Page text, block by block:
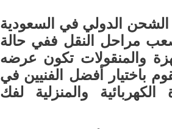
الدولي في السعودية
مراحل النقل ففي حالة
والمنقولات تكون عرضه
باختيار أفضل الفنيين في
والمنزلية لفك